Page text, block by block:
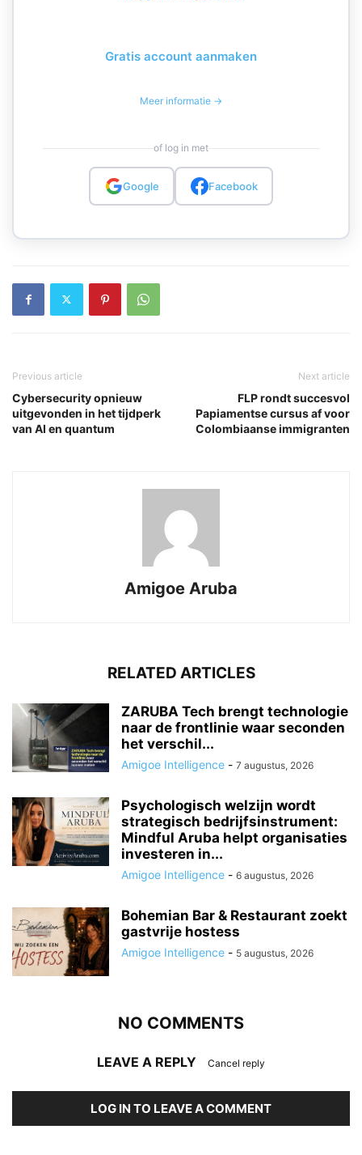
Gratis account aanmaken
Meer informatie →
of log in met
Google Facebook
Previous article
Cybersecurity opnieuw
uitgevonden in het tijdperk
van AI en quantum
Next article
FLP rondt succesvol
Papiamentse cursus af voor
Colombiaanse immigranten
Amigoe Aruba
RELATED ARTICLES
ZARUBA Tech brengt technologie
naar de frontlinie waar seconden
het verschil...
Amigoe Intelligence - 7 augustus, 2026
Psychologisch welzijn wordt
strategisch bedrijfsinstrument:
Mindful Aruba helpt organisaties
investeren in...
Amigoe Intelligence - 6 augustus, 2026
Bohemian Bar & Restaurant zoekt
gastvrije hostess
Amigoe Intelligence - 5 augustus, 2026
NO COMMENTS
LEAVE A REPLY Cancel reply
LOG IN TO LEAVE A COMMENT